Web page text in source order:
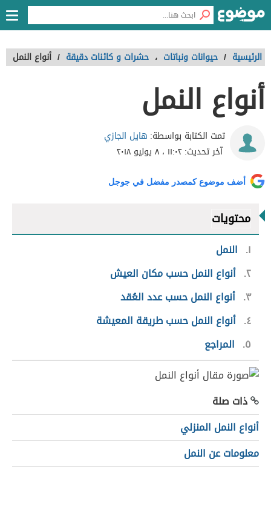
الرئيسية / حيوانات ونباتات ، حشرات و كائنات دقيقة / أنواع النمل
أنواع النمل
تمت الكتابة بواسطة: هايل الجازي
آخر تحديث:١١:٠٢ ، ٨ يوليو ٢٠١٨
أضف موضوع كمصدر مفضل في جوجل
محتويات
١
النمل
٢ أنواع النمل حسب مكان العيش
٣ أنواع النمل حسب عدد العُقد
٤ أنواع النمل حسب طريقة المعيشة
٥
المراجع
ذات صلة
أنواع النمل المنزلي
معلومات عن النمل